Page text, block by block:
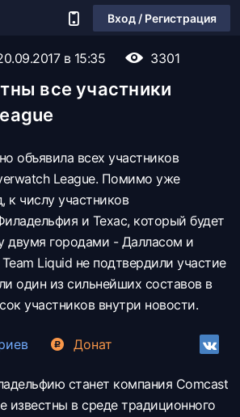
Вход / Регистрация
в 15:35 3301
все участники
объявила всех участников
League. Помимо уже
к числу участников
и Техас, который будет
двумя городами - Далласом и
Liquid не подтвердили участие
один из сильнейших составов в
участников внутри новости.
Донат
станет компания Comcast
известны в среде традиционного